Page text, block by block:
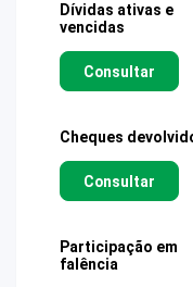
Dívidas ativas e
vencidas
Consultar
Cheques
Consultar
Participação em
falência